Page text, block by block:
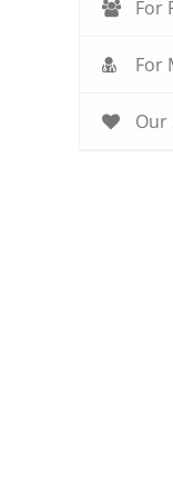
For
For
Our